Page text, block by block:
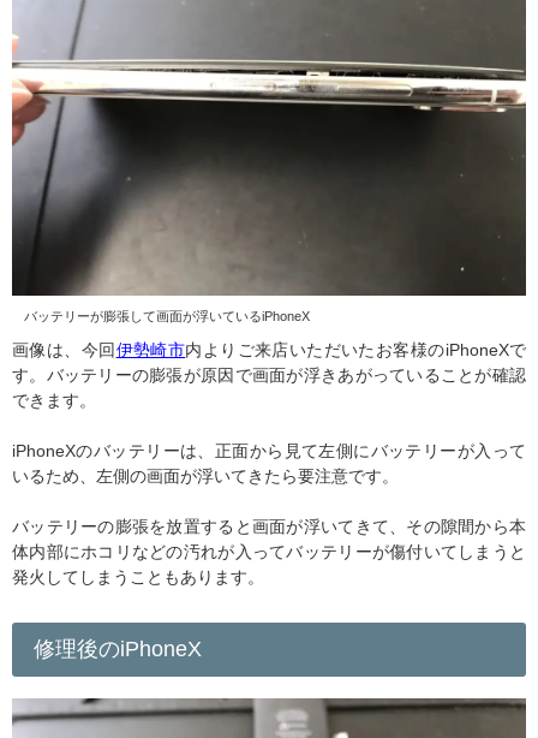
バッテリーが膨張して画面が浮いているiPhoneX
画像は、今回 伊勢崎市内よりご来店いただいたお客様のiPhoneXで
す。バッテリーの膨張が原因で画面が浮きあがっていることが確認
できます。
iPhoneXのバッテリーは、正面から見て左側にバッテリーが入って
いるため、左側の画面が浮いてきたら要注意です。
バッテリーの膨張を放置すると画面が浮いてきて、その隙間から本
体内部にホコリなどの汚れが入ってバッテリーが傷付いてしまうと
発火してしまうこともあります。
修理後のiPhoneX